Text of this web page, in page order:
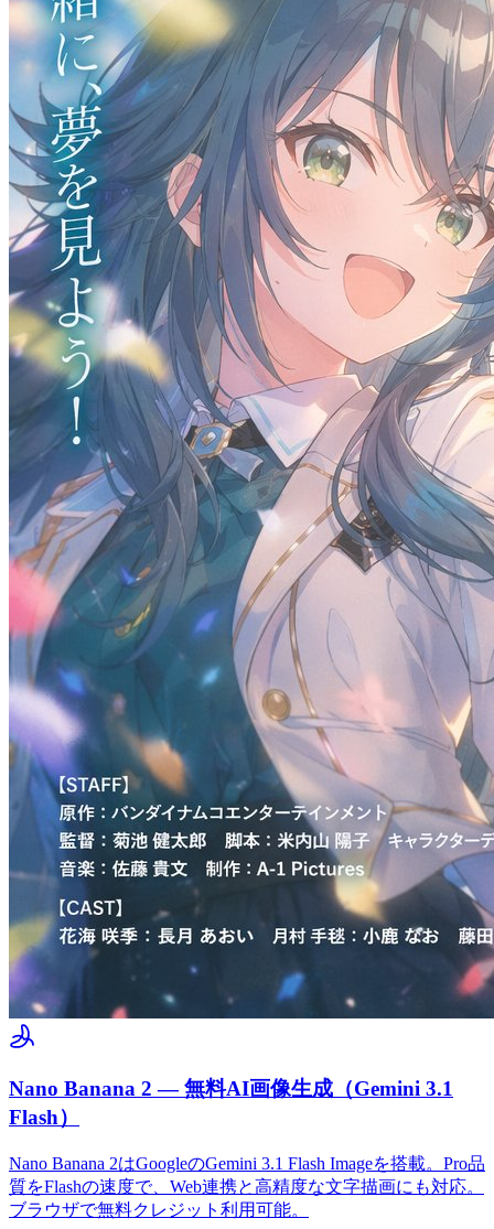
Nano Banana 2 — 無料AI画像生成（Gemini 3.1
Flash）
Nano Banana 2はGoogleのGemini 3.1 Flash Imageを搭載。Pro品
質をFlashの速度で、Web連携と高精度な文字描画にも対応。
ブラウザで無料クレジット利用可能。